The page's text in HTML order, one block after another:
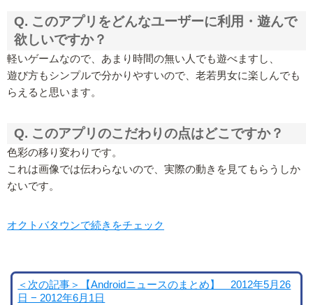
Q. このアプリをどんなユーザーに利用・遊んで
欲しいですか？
軽いゲームなので、あまり時間の無い人でも遊べますし、
遊び方もシンプルで分かりやすいので、老若男女に楽しんでも
らえると思います。
Q. このアプリのこだわりの点はどこですか？
色彩の移り変わりです。
これは画像では伝わらないので、実際の動きを見てもらうしか
ないです。
オクトバタウンで続きをチェック
＜次の記事＞【Androidニュースのまとめ】 2012年5月26
日 − 2012年6月1日